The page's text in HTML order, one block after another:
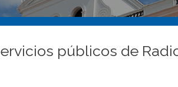
públicos de